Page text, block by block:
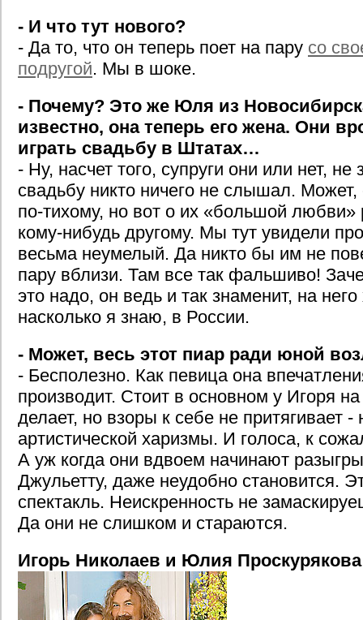
- И что тут нового?
- Да то, что он теперь поет на пару со
подругой. Мы в шоке.
- Почему? Это же Юля из
известно, она теперь его жена. Они
играть свадьбу в Штатах…
- Ну, насчет того, супруги они или нет, не
свадьбу никто ничего не слышал.
по-тихому, но вот о их «большой любви»
кому-нибудь другому. Мы тут увидели
весьма неумелый. Да никто бы им не
пару вблизи. Там все так фальшиво!
это надо, он ведь и так знаменит, на
насколько я знаю, в России.
- Может, весь этот пиар ради юной
- Бесполезно. Как певица она
производит. Стоит в основном у Игоря
делает, но взоры к себе не притягивает -
артистической харизмы. И голоса, к
А уж когда они вдвоем начинают
Джульетту, даже неудобно становится.
спектакль. Неискренность не
Да они не слишком и стараются.
Игорь Николаев и Юлия Проскурякова